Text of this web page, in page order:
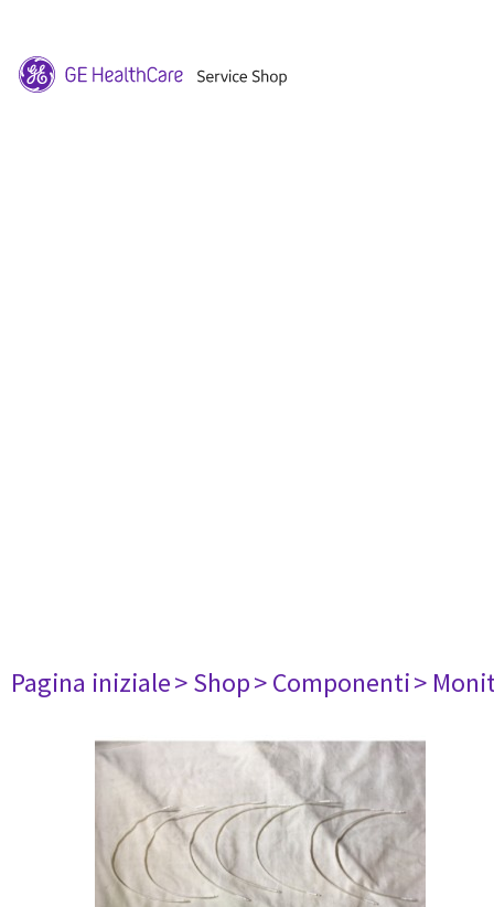
Pagina iniziale> Shop> Componenti>